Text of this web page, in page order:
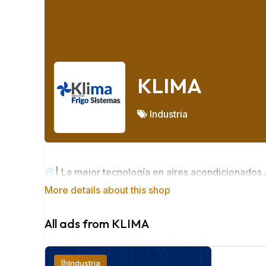
KLIMA
Industria
| La mejor tecnología en aires acondicionados
More details about this shop
All ads from KLIMA
Industria